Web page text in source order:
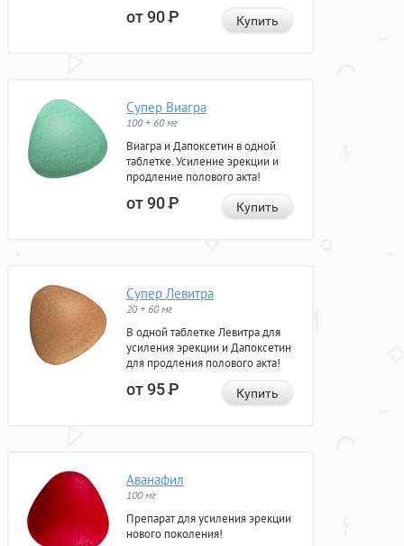
от 90Р Купить
Супер Виагра
100 + 60 мг
Виагра и Дапоксетин в одной
таблетке. Усиление эрекции и
продление полового акта!
от 90Р Купить
Супер Левитра
20 + 60 мг
В одной таблетке Левитра для
усиления эрекции и Дапоксетин
для продления полового акта!
от 95Р Купить
Аванафил
100 мг
Препарат для усиления эрекции
нового поколения!